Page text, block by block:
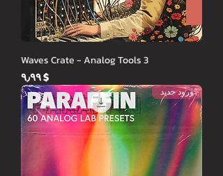
Waves Crate - Analog Tools 3
Price
$ ۹٫۹۹
ورود جدید